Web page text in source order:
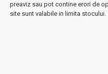
Comandă acum și bucură-te
preparate rapid și în siguranță!
preaviz sau pot contine erori de
site sunt valabile in limita stocului.